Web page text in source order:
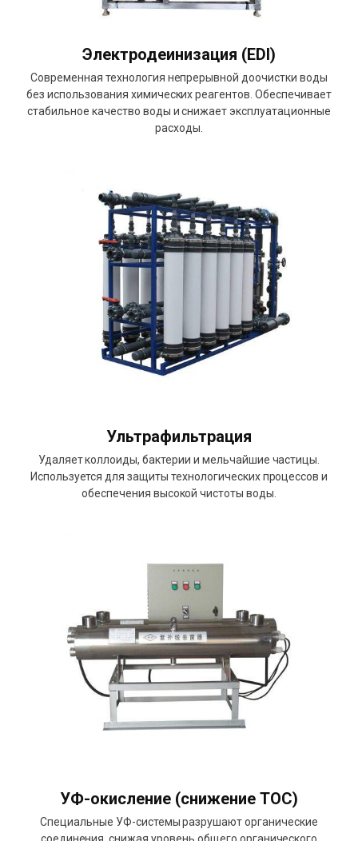
Электродеинизация (EDI)
Современная технология непрерывной доочистки воды
без использования химических реагентов. Обеспечивает
стабильное качество воды и снижает эксплуатационные
расходы.
Ультрафильтрация
Удаляет коллоиды, бактерии и мельчайшие частицы.
Используется для защиты технологических процессов и
обеспечения высокой чистоты воды.
УФ-окисление (снижение TOC)
Специальные УФ-системы разрушают органические
соединения, снижая уровень общего органического